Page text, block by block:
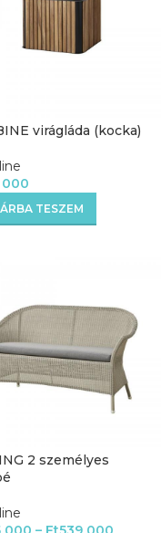
virágláda (kocka)
000
TESZEM
2 személyes